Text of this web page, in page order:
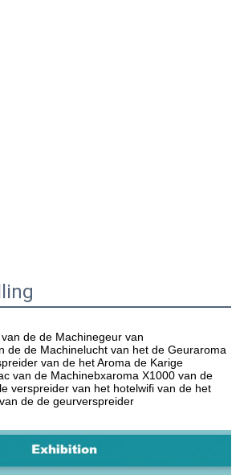
de de Machinegeur van
de de Machinelucht van het de Geuraroma
van de het Aroma de Karige
van de Machinebxaroma X1000 van de
verspreider van het hotelwifi van
de de geurverspreider